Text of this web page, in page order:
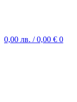
0,00 лв. / 0,00 € 0